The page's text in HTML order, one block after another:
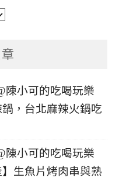
鍋，台北麻辣火鍋吃
生魚片烤肉串與熟